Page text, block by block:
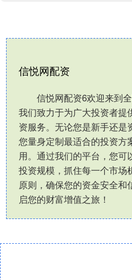
信悦网配资
信悦网配资6欢迎来到
我们致力于为广大投资者提
资服务。无论您是新手还是
您量身定制最适合的投资方
用。通过我们的平台，您
投资规模，抓住每一个市场
原则，确保您的资金安全
启您的财富增值之旅！